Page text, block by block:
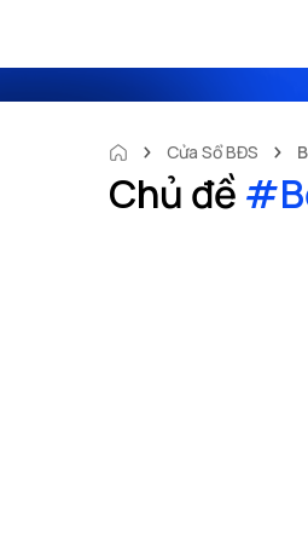
Cửa Sổ BĐS
Chủ đề #